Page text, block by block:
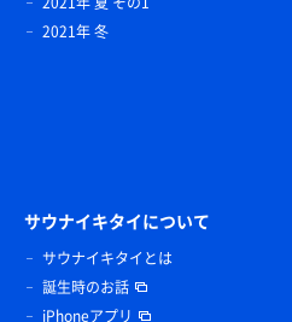
2021年 冬
サウナイキタイについて
サウナイキタイとは
誕生時のお話
iPhoneアプリ